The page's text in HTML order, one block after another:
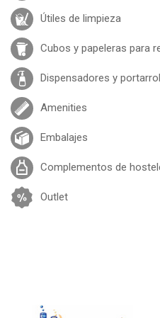
Útiles de limpieza
Cubos y papeleras para
Dispensadores y
Amenities
Embalajes
Complementos de
Outlet